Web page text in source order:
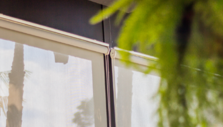
VER CATÁLOGO